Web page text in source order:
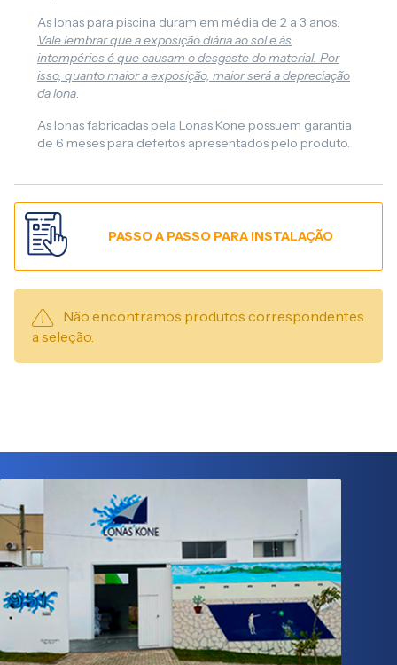
As lonas para piscina duram em média de 2 a 3 anos.
Vale lembrar que a exposição diária ao sol e às
intempéries é que causam o desgaste do material. Por
isso, quanto maior a exposição, maior será a depreciação
da lona.
As lonas fabricadas pela Lonas Kone possuem garantia
de 6 meses para defeitos apresentados pelo produto.
Não encontramos produtos correspondentes
a seleção.
PASSO A PASSO PARA INSTALAÇÃO